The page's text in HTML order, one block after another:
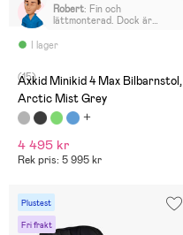
I lager
Robert: Fin och
lättmonterad. Dock är
trög att öppna.
speciellt om man har ett
rörligt barn. När barnet väl
är på plats och bälten låsta,
så sitter barnet bekvämt
och bra! 👍
(15)
Axkid Minikid 4 Max Bilbarnstol,
Arctic Mist Grey
4 495 kr
Rek pris: 5 995 kr
Plustest
Fri frakt